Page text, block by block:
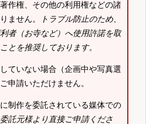
作権、その他の利用権などの諸
ません。
トラブル防止のため、
者（お寺など）へ使用許諾を取
とを推奨しております。
ていない場合（企画中や写真選
申請いただけません。
制作を委託されている媒体での
委託元様より直接ご申請くださ